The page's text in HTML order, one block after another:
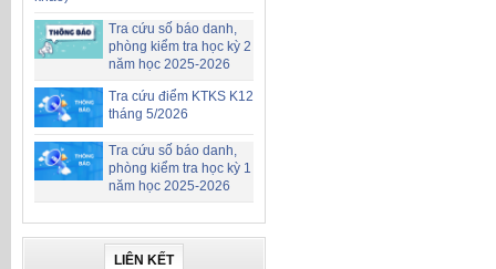
Tra cứu số báo danh,
phòng kiểm tra học kỳ 2
năm học 2025-2026
Tra cứu điểm KTKS K12
tháng 5/2026
Tra cứu số báo danh,
phòng kiểm tra học kỳ 1
năm học 2025-2026
LIÊN KẾT